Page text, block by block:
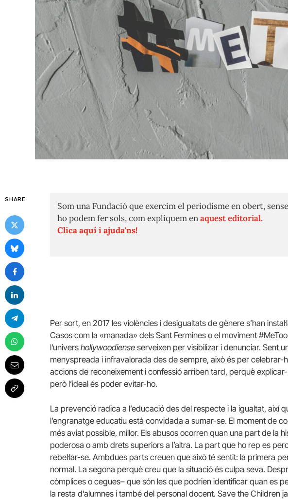
SHARE
Som una Fundació que exercim el periodisme en obert,
ho podem fer sols, com expliquem enaquest editorial.
Clica aquí i ajuda'ns!
Per sort, en 2017 les violències i desigualtats de gènere s’han
Casos com la «manada» dels Sant Fermines o el moviment
l’univers hollywoodiense serveixen per visibilizar i denunciar. Sent
menyspreada i infravalorada des de sempre, això és per celebrar-
accions de reconeixement i confessió arriben tard, perquè
però l’ideal és poder evitar-ho.
La prevenció radica a l’educació des del respecte i la igualtat, així
l’engranatge educatiu està convidada a sumar-se. El moment de
més aviat possible, millor. Els abusos ocorren quan una part de la
poderosa o amb drets superiors a l’altra. La part que ho rep es
rebel·lar-se. Ambdues parts creuen que això té sentit: la primera
normal. La segona perquè creu que la situació és culpa seva.
còmplices o cegues– que són les que podrien identificar quan es
la resta d’alumnes i també del personal docent. Save the Children